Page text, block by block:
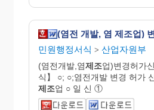
(염전 개발, 염 제조업)
민원행정서식 > 산업자원부
(염전개발,염제조업)변경허가
식】 ○; ○;염전개발 변경 허가
제조업 ○ 일 신 ①